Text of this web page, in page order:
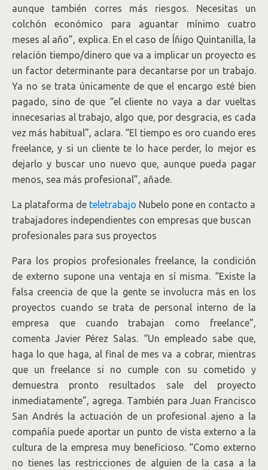
aunque también corres más riesgos. Necesitas un
colchón económico para aguantar mínimo cuatro
meses al año”, explica. En el caso de Íñigo Quintanilla, la
relación tiempo/dinero que va a implicar un proyecto es
un factor determinante para decantarse por un trabajo.
Ya no se trata únicamente de que el encargo esté bien
pagado, sino de que “el cliente no vaya a dar vueltas
innecesarias al trabajo, algo que, por desgracia, es cada
vez más habitual”, aclara. “El tiempo es oro cuando eres
freelance, y si un cliente te lo hace perder, lo mejor es
dejarlo y buscar uno nuevo que, aunque pueda pagar
menos, sea más profesional”, añade.
La plataforma de teletrabajo Nubelo pone en contacto a
trabajadores independientes con empresas que buscan
profesionales para sus proyectos
Para los propios profesionales freelance, la condición
de externo supone una ventaja en sí misma. “Existe la
falsa creencia de que la gente se involucra más en los
proyectos cuando se trata de personal interno de la
empresa que cuando trabajan como freelance”,
comenta Javier Pérez Salas. “Un empleado sabe que,
haga lo que haga, al final de mes va a cobrar, mientras
que un freelance si no cumple con su cometido y
demuestra pronto resultados sale del proyecto
inmediatamente”, agrega. También para Juan Francisco
San Andrés la actuación de un profesional ajeno a la
compañía puede aportar un punto de vista externo a la
cultura de la empresa muy beneficioso. “Como externo
no tienes las restricciones de alguien de la casa a la